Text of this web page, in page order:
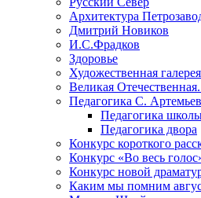
Архитектура
Дмитрий Новиков
И.С.Фрадков
Здоровье
Художественная
Великая
Педагогика С.
Педагогика
Педагогика двора
Конкурс короткого
Конкурс «Во весь
Конкурс новой
Каким мы помним